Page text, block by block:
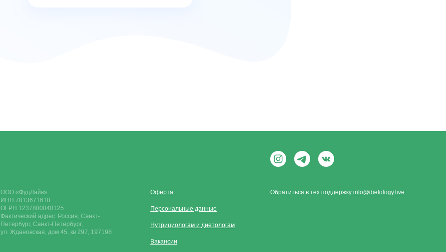
Оферта
Персональные данные
Нутрициологам и диетологам
Обратиться в тех поддержку info@dietology.live
Вакансии
ООО «ФудЛайв»
ИНН 7813671618
ОГРН 1237800040125
Фактический адрес: Россия, Санкт-
Петербург, Санкт-Петербург,
ул. Ждановская, дом 45, кв 297, 197198